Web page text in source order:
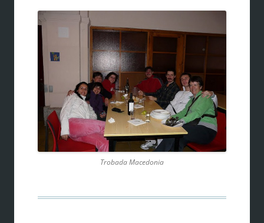
Trobada Macedonia